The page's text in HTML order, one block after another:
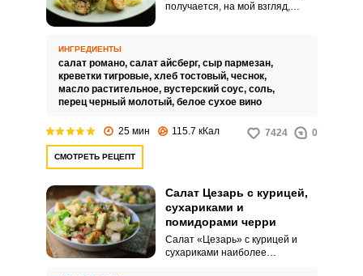
получается, на мой взгляд,
Но в моем рецепте будем
использовать именно креветки.
ИНГРЕДИЕНТЫ
салат романо, салат айсберг, сыр пармезан,
креветки тигровые, хлеб тостовый, чеснок,
масло растительное, вустерский соус, соль,
перец черный молотый, белое сухое вино
25 мин 115.7 кКал 7424 0
СМОТРЕТЬ РЕЦЕПТ
Салат Цезарь с курицей,
сухариками и
помидорами черри
Салат «Цезарь» с курицей и
сухариками наиболее